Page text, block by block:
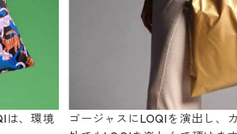
は、環境
ゴージャスにLOQIを演出し、